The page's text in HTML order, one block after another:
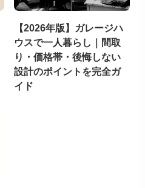
【2026年版】ガレージハ
ウスで一人暮らし｜間取
り・価格帯・後悔しない
設計のポイントを完全ガ
イド